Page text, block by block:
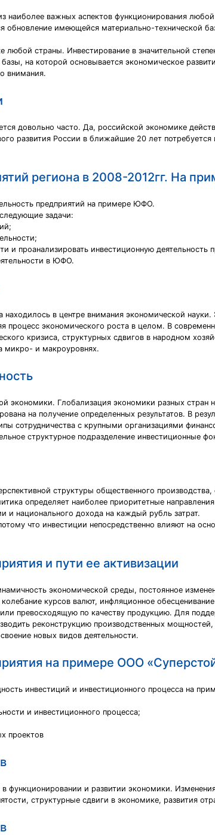
наиболее важных аспектов функционирования
имеющейся материально-технической
страны. Инвестирование в значительной
на которой основывается экономическое
внимания.
довольно часто. Да, российской экономике
развития России в ближайшие 20 лет
региона в 2008-2012гг. На
предприятий на примере ЮФО.
задачи:
и проанализировать инвестиционную
в ЮФО.
в центре внимания экономической
процесс экономического роста в целом. В
кризиса, структурных сдвигов в народном
микро- и макроуровнях.
экономики. Глобализация экономики разных стран
на получение определенных результатов. В
сотрудничества с крупными организациями
структурное подразделение инвестиционные
структуры общественного
определяет наиболее приоритетные
и национального дохода на каждый рубль затрат.
что инвестиции непосредственно влияют на
и пути ее активизации
экономической среды, постоянное
курсов валют, инфляционное
превосходящую по качеству продукцию. Для
реконструкцию производственных
новых видов деятельности.
на примере ООО
инвестиций и инвестиционного процесса на
и инвестиционного процесса;
проектов
функционировании и развитии экономики.
структурные сдвиги в экономике, развития